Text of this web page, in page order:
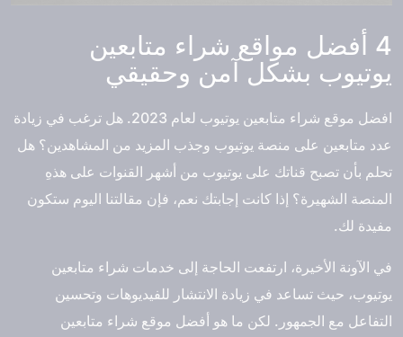
4 أفضل مواقع شراء متابعين
يوتيوب بشكل آمن وحقيقي
افضل موقع شراء متابعين يوتيوب
لعام 2023. هل ترغب في زيادة
عدد متابعين على منصة يوتيوب وجذب المزيد من المشاهدين؟ هل
تحلم بأن تصبح قناتك على يوتيوب من أشهر القنوات على هذهِ
المنصة الشهيرة؟ إذا كانت إجابتك نعم، فإن مقالتنا اليوم ستكون
مفيدة لك.
في الآونة الأخيرة، ارتفعت الحاجة إلى خدمات شراء متابعين
يوتيوب، حيث تساعد في زيادة الانتشار للفيديوهات وتحسين
التفاعل مع الجمهور. لكن ما هو أفضل موقع شراء متابعين